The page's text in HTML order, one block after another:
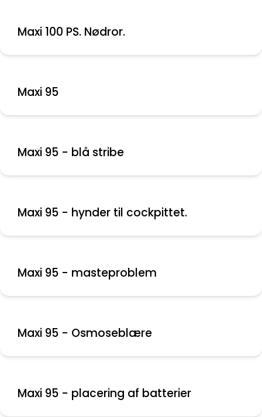
Maxi 100 PS. Nødror.
Maxi 95
Maxi 95 - blå stribe
Maxi 95 - hynder til cockpittet.
Maxi 95 - masteproblem
Maxi 95 - Osmoseblære
Maxi 95 - placering af batterier